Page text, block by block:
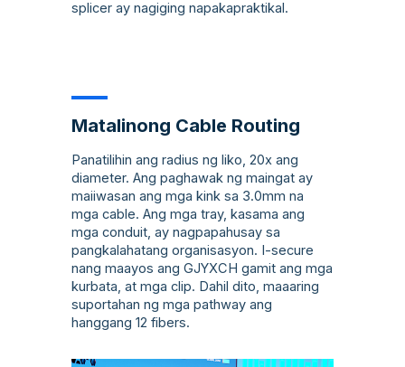
splicer ay nagiging napakapraktikal.
Matalinong Cable Routing
Panatilihin ang radius ng liko, 20x ang
diameter. Ang paghawak ng maingat ay
maiiwasan ang mga kink sa 3.0mm na
mga cable. Ang mga tray, kasama ang
mga conduit, ay nagpapahusay sa
pangkalahatang organisasyon. I-secure
nang maayos ang GJYXCH gamit ang mga
kurbata, at mga clip. Dahil dito, maaaring
suportahan ng mga pathway ang
hanggang 12 fibers.